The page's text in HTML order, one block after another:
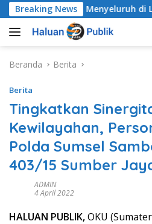
Langsung
ke
konten
Breaking News
Secara Menyeluruh di
Beranda Berita
Berita
Tingkatkan
Kewilayahan,
Polda Sumsel
403/15 Sumber
ADMIN
4 April 2022
HALUAN PUBLIK,OKU